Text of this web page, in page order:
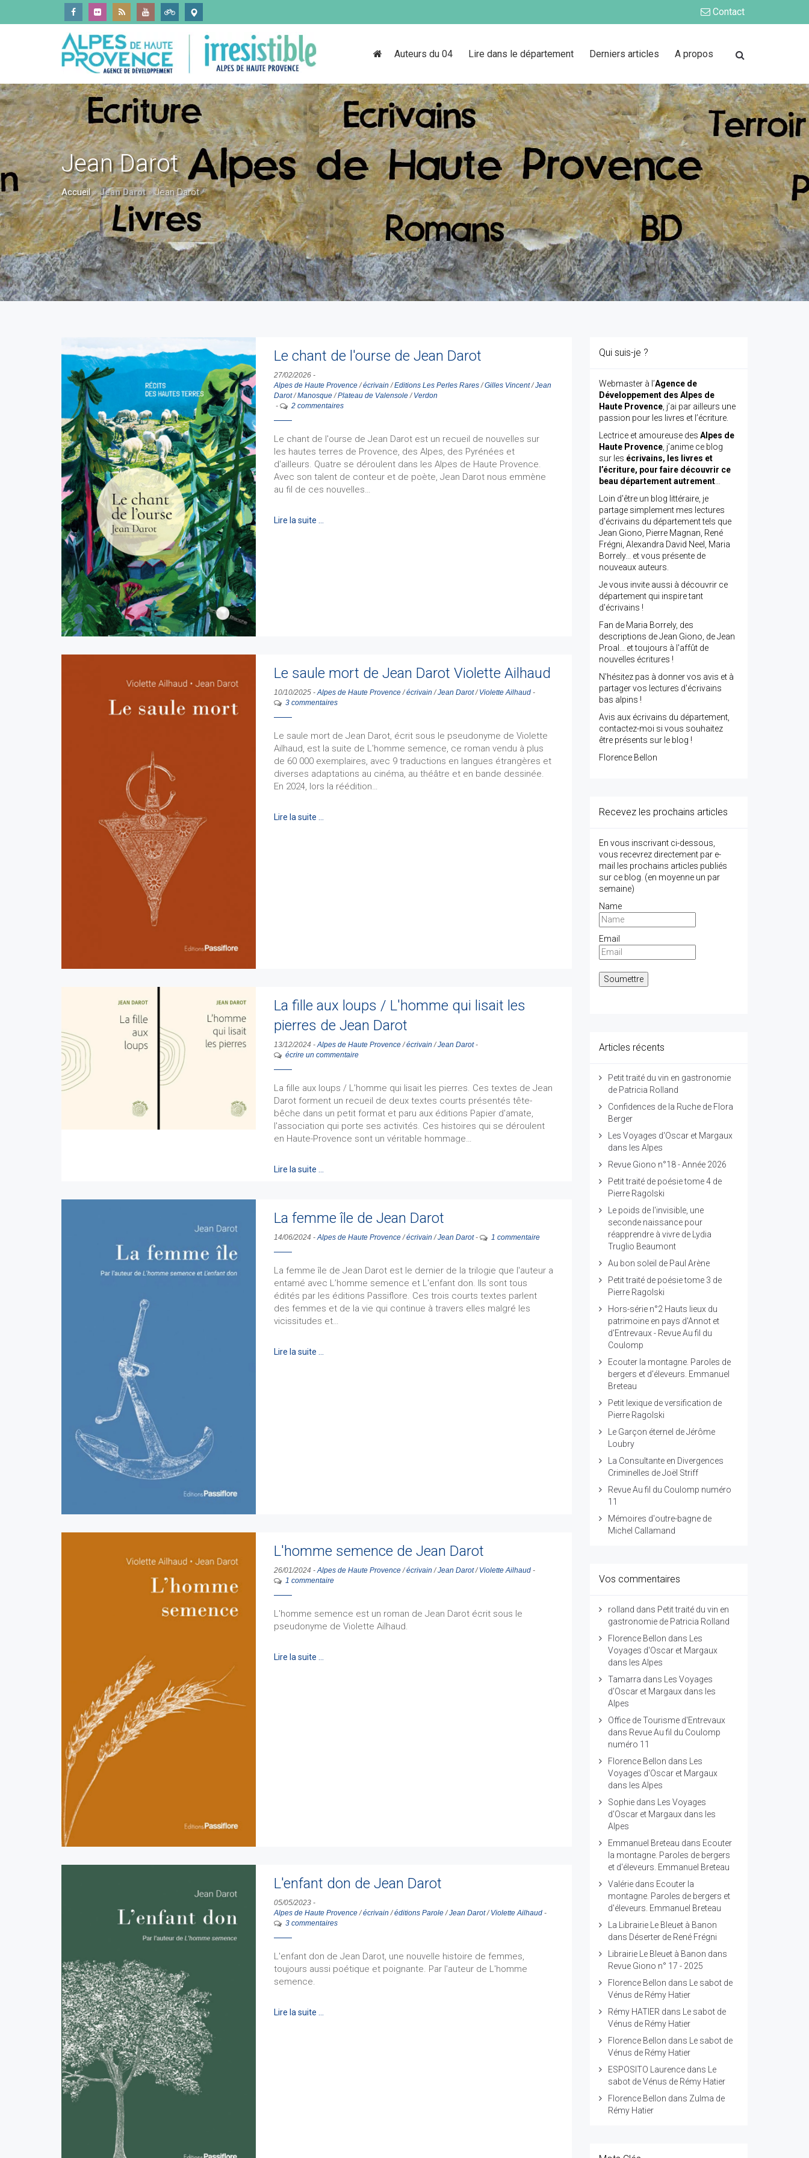
Contact
Auteurs du 04 Lire dans le département Derniers articles A propos
Jean Darot
Accueil»Jean Darot»Jean Darot
Le chant de l'ourse de Jean Darot
27/02/2026 -
Alpes de Haute Provence/écrivain /Editions Les Perles Rares/Gilles Vincent/Jean
Darot/Manosque/Plateau de Valensole/ Verdon
-
2 commentaires
Le chant de l'ourse de Jean Darot est un recueil de nouvelles sur
les hautes terres de Provence, des Alpes, des Pyrénées et
d'ailleurs. Quatre se déroulent dans les Alpes de Haute Provence.
Avec son talent de conteur et de poète, Jean Darot nous emmène
au fil de ces nouvelles…
Lire la suite …
Le saule mort de Jean Darot Violette Ailhaud
10/10/2025 -Alpes de Haute Provence/écrivain /Jean Darot/ Violette Ailhaud -
3 commentaires
Le saule mort de Jean Darot, écrit sous le pseudonyme de Violette
Ailhaud, est la suite de L'homme semence, ce roman vendu à plus
de 60 000 exemplaires, avec 9 traductions en langues étrangères et
diverses adaptations au cinéma, au théâtre et en bande dessinée.
En 2024, lors la réédition…
Lire la suite …
La fille aux loups / L'homme qui lisait les
pierres de Jean Darot
13/12/2024 -Alpes de Haute Provence/écrivain /Jean Darot-
écrire un commentaire
La fille aux loups / L'homme qui lisait les pierres. Ces textes de Jean
Darot forment un recueil de deux textes courts présentés tête-
bêche dans un petit format et paru aux éditions Papier d'amate,
l'association qui porte ses activités. Ces histoires qui se déroulent
en Haute-Provence sont un véritable hommage…
Lire la suite …
La femme île de Jean Darot
14/06/2024 -Alpes de Haute Provence/écrivain /Jean Darot- 1 commentaire
La femme île de Jean Darot est le dernier de la trilogie que l'auteur a
entamé avec L’homme semence et L'enfant don. Ils sont tous
édités par les éditions Passiflore. Ces trois courts textes parlent
des femmes et de la vie qui continue à travers elles malgré les
vicissitudes et…
Lire la suite …
L'homme semence de Jean Darot
26/01/2024 -Alpes de Haute Provence /écrivain /Jean Darot/ Violette Ailhaud -
1 commentaire
L'homme semence est un roman de Jean Darot écrit sous le
pseudonyme de Violette Ailhaud.
Lire la suite …
L'enfant don de Jean Darot
05/05/2023 -
Alpes de Haute Provence/écrivain /éditions Parole/Jean Darot/ Violette Ailhaud -
3 commentaires
L'enfant don de Jean Darot, une nouvelle histoire de femmes,
toujours aussi poétique et poignante. Par l'auteur de L'homme
semence.
Lire la suite …
Qui suis-je ?
Webmaster à l’Agence de
Développement des Alpes de
Haute Provence, j’ai par ailleurs une
passion pour les livres et l’écriture.
Lectrice et amoureuse des Alpes de
Haute Provence, j’anime ce blog
sur les écrivains, les livres et
l’écriture, pour faire découvrir ce
beau département autrement…
Loin d'être un blog littéraire, je
partage simplement mes lectures
d'écrivains du département tels que
Jean Giono, Pierre Magnan, René
Frégni, Alexandra David Neel, Maria
Borrely... et vous présente de
nouveaux auteurs.
Je vous invite aussi à découvrir ce
département qui inspire tant
d'écrivains !
Fan de Maria Borrely, des
descriptions de Jean Giono, de Jean
Proal... et toujours à l'affût de
nouvelles écritures !
N'hésitez pas à donner vos avis et à
partager vos lectures d'écrivains
bas alpins !
Avis aux écrivains du département,
contactez-moi si vous souhaitez
être présents sur le blog !
Florence Bellon
Recevez les prochains articles
En vous inscrivant ci-dessous,
vous recevrez directement par e-
mail les prochains articles publiés
sur ce blog. (en moyenne un par
semaine)
Name
Email
Articles récents
Petit traité du vin en gastronomie
de Patricia Rolland
Confidences de la Ruche de Flora
Berger
Les Voyages d'Oscar et Margaux
dans les Alpes
Revue Giono n°18 - Année 2026
Petit traité de poésie tome 4 de
Pierre Ragolski
Le poids de l'invisible, une
seconde naissance pour
réapprendre à vivre de Lydia
Truglio Beaumont
Au bon soleil de Paul Arène
Petit traité de poésie tome 3 de
Pierre Ragolski
Hors-série n°2 Hauts lieux du
patrimoine en pays d'Annot et
d'Entrevaux - Revue Au fil du
Coulomp
Ecouter la montagne. Paroles de
bergers et d'éleveurs. Emmanuel
Breteau
Petit lexique de versification de
Pierre Ragolski
Le Garçon éternel de Jérôme
Loubry
La Consultante en Divergences
Criminelles de Joël Striff
Revue Au fil du Coulomp numéro
11
Mémoires d'outre-bagne de
Michel Callamand
Vos commentaires
rolland dans Petit traité du vin en
gastronomie de Patricia Rolland
Florence Bellon dans
Les
Voyages d'Oscar et Margaux
dans les Alpes
Tamarra dans
Les Voyages
d'Oscar et Margaux dans les
Alpes
Office de Tourisme d'Entrevaux
dans Revue Au fil du Coulomp
numéro 11
Florence Bellon dans
Les
Voyages d'Oscar et Margaux
dans les Alpes
Sophiedans
Les Voyages
d'Oscar et Margaux dans les
Alpes
Emmanuel Breteau dans Ecouter
la montagne. Paroles de bergers
et d'éleveurs. Emmanuel Breteau
Valériedans Ecouter la
montagne. Paroles de bergers et
d'éleveurs. Emmanuel Breteau
La Librairie Le Bleuet à Banon
dans Déserter de René Frégni
Librairie Le Bleuet à Banon dans
Revue Giono n° 17 - 2025
Florence Bellon dans
Le sabot de
Vénus de Rémy Hatier
Rémy HATIER dans
Le sabot de
Vénus de Rémy Hatier
Florence Bellon dans
Le sabot de
Vénus de Rémy Hatier
ESPOSITO Laurencedans
Le
sabot de Vénus de Rémy Hatier
Florence Bellon dans Zulma de
Rémy Hatier